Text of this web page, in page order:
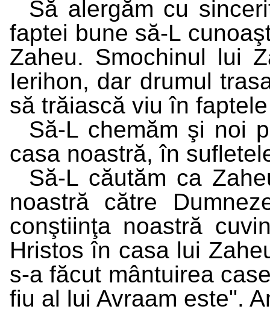
Să alergăm cu
faptei bune să-L
Zaheu. Smochinul lui
Ierihon, dar drumul
să trăiască viu în
Să-L chemăm şi noi
casa noastră, în
Să-L căutăm ca
noastră către
conştiinţa noastră
Hristos în casa lui
s-a făcut mântuirea
fiu al lui Avraam este".